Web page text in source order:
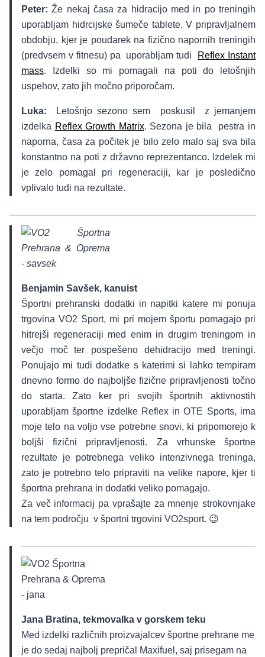
Peter: Že nekaj časa za hidracijo med in po treningih
uporabljam hidrcijske šumeče tablete. V pripravljalnem
obdobju, kjer je poudarek na fizično napornih treningih
(predvsem v fitnesu) pa uporabljam tudi
Reflex Instant
mass. Izdelki so mi pomagali na poti do letošnjih
uspehov, zato jih močno priporočam.
Luka: Letošnjo sezono sem poskusil z jemanjem
izdelka Reflex Growth Matrix. Sezona je bila pestra in
naporna, časa za počitek je bilo zelo malo saj sva bila
konstantno na poti z državno reprezentanco. Izdelek mi
je zelo pomagal pri regeneraciji, kar je posledično
vplivalo tudi na rezultate.
Benjamin Savšek, kanuist
Športni prehranski dodatki in napitki katere mi ponuja
trgovina VO2 Sport, mi pri mojem športu pomagajo pri
hitrejši regeneraciji med enim in drugim treningom in
večjo moč ter pospešeno dehidracijo med treningi.
Ponujajo mi tudi dodatke s katerimi si lahko tempiram
dnevno formo do najboljše fizične pripravljenosti točno
do starta. Zato ker pri svojih športnih aktivnostih
uporabljam športne izdelke Reflex in OTE Sports, ima
moje telo na voljo vse potrebne snovi, ki pripomorejo k
boljši fizični pripravljenosti. Za vrhunske športne
rezultate je potrebnega veliko intenzivnega treninga,
zato je potrebno telo pripraviti na velike napore, kjer ti
športna prehrana in dodatki veliko pomagajo.
Za več informacij pa vprašajte za mnenje strokovnjake
na tem področju v športni trgovini VO2sport. 😉
Jana Bratina, tekmovalka v gorskem teku
Med izdelki različnih proizvajalcev športne prehrane me
je do sedaj najbolj prepričal Maxifuel, saj prisegam na